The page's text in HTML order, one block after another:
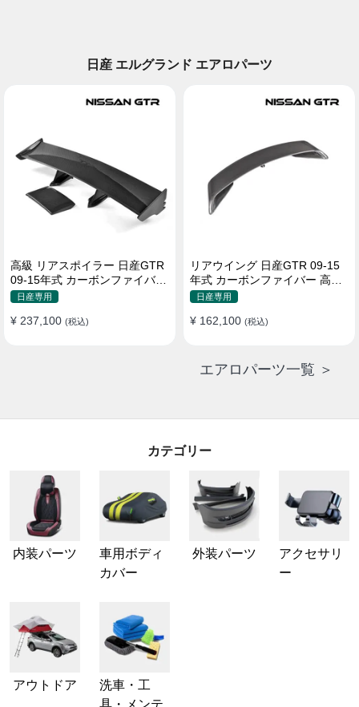
日産 エルグランド エアロパーツ
高級 リアスポイラー 日産GTR
09-15年式 カーボンファイバー
リアウィング
日産専用
¥ 237,100 (税込)
リアウイング 日産GTR 09-15
年式 カーボンファイバー 高級
リアウィング
日産専用
¥ 162,100 (税込)
エアロパーツ一覧 ＞
カテゴリー
内装パーツ
車用ボディ
カバー
外装パーツ
アクセサリ
ー
アウトドア
洗車・工
具・メンテ